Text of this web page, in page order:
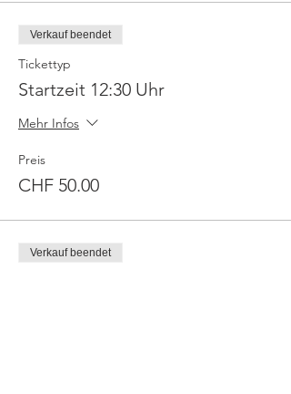
Verkauf beendet
Tickettyp
Startzeit 12:30 Uhr
Mehr Infos
Preis
CHF 50.00
Verkauf beendet